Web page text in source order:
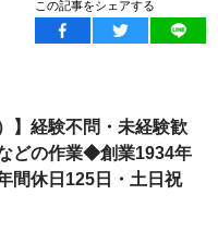
この記事をシェアする
】経験不問・未経験歓
どの作業◆創業1934年
間休日125日・土日祝